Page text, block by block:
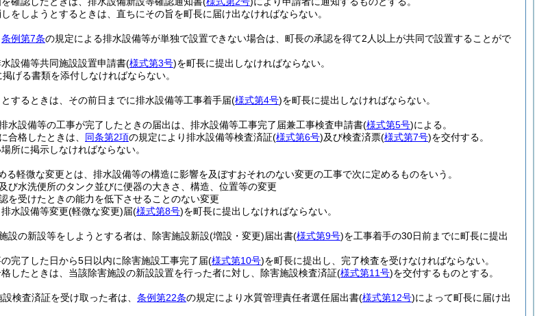
をしようとするときは、直ちにその旨を町長に届け出なければならない。
条例第7条の規定による排水設備等が単独で設置できない場合は、町長の承認を得て2人以上が共同で設置することがで
設備等共同施設設置申請書(様式第3号)を町長に提出しなければならない。
掲げる書類を添付しなければならない。
するときは、その前日までに排水設備等工事着手届(様式第4号)を町長に提出しなければならない。
水設備等の工事が完了したときの届出は、排水設備等工事完了届兼工事検査申請書(様式第5号)による。
合格したときは、 同条第2項の規定により排水設備等検査済証(様式第6号)及び検査済票(様式第7号)を交付する。
所に掲示しなければならない。
る軽微な変更とは、排水設備等の構造に影響を及ぼすおそれのない変更の工事で次に定めるものをいう。
び水洗便所のタンク並びに便器の大きさ、構造、位置等の変更
を受けたときの能力を低下させることのない変更
水設備等変更(軽微な変更)届(様式第8号)を町長に提出しなければならない。
設の新設等をしようとする者は、除害施設新設(増設・変更)届出書(様式第9号)を工事着手の30日前までに町長に提出
完了した日から5日以内に除害施設工事完了届(様式第10号)を町長に提出し、完了検査を受けなければならない。
したときは、当該除害施設の新設設置を行った者に対し、除害施設検査済証(様式第11号)を交付するものとする。
検査済証を受け取った者は、 条例第22条の規定により水質管理責任者選任届出書(様式第12号)によって町長に届け出